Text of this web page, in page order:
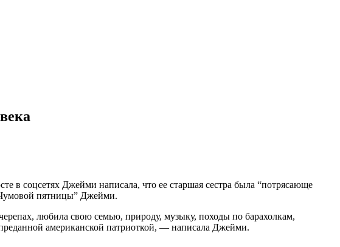
в соцсетях Джейми написала, что ее старшая сестра была “потрясающе
пятницы” Джейми.
любила свою семью, природу, музыку, походы по барахолкам,
американской патриоткой, — написала Джейми.